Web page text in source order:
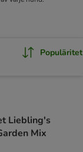
Populäritet
Liebling's
Mix